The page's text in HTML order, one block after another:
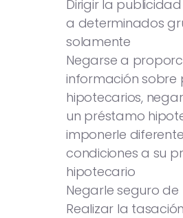
Dirigir la
a determinados
solamente
Negarse a
información sobre
hipotecarios,
un préstamo
imponerle
condiciones a su
hipotecario
Negarle seguro
Realizar la